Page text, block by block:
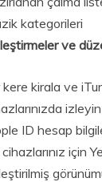
kategorileri
ve
kere kirala ve
izleyin
ID hesap
için